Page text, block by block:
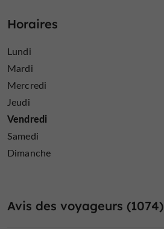
Horaires
Lundi
Mardi
Mercredi
Jeudi
Vendredi
Samedi
Dimanche
Avis des voyageurs (1074)